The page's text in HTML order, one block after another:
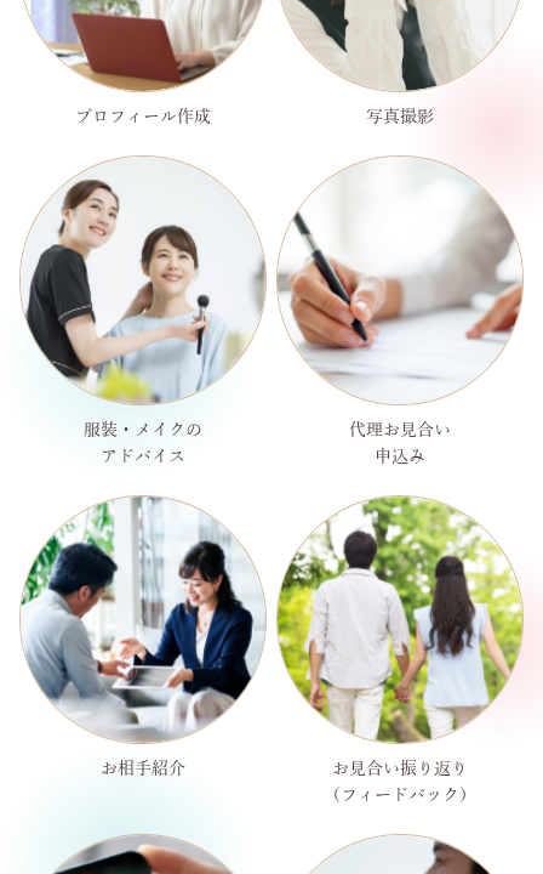
プロフィール作成 写真撮影
服装・メイクの
アドバイス
代理お見合い
申込み
お相手紹介
お見合い振り返り
（フィードバック）